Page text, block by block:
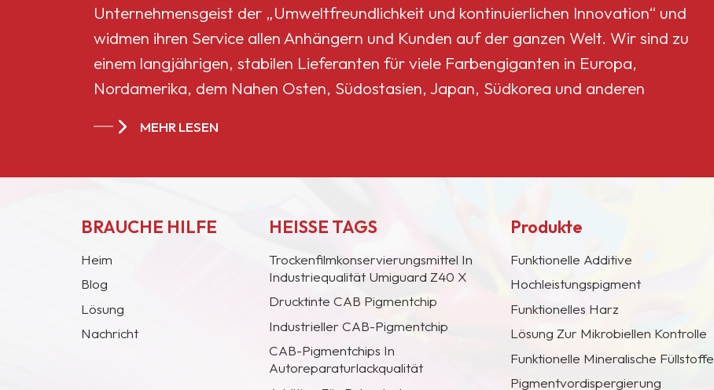
China
Celluloseacetatbutyrat
CAB-381-20
Unternehmensgeist der „Umweltfreundlichkeit und kontinuierlichen Innovation“ und
widmen ihren Service allen Anhängern und Kunden auf der ganzen Welt. Wir sind zu
einem langjährigen, stabilen Lieferanten für viele Farbengiganten in Europa,
Nordamerika, dem Nahen Osten, Südostasien, Japan, Südkorea und anderen
MEHR LESEN
BRAUCHE HILFE
Heim
Blog
Lösung
Nachricht
HEISSE TAGS
Trockenfilmkonservierungsmittel In
Industriequalität Umiguard Z40 X
Drucktinte CAB Pigmentchip
Industrieller CAB-Pigmentchip
CAB-Pigmentchips In
Autoreparaturlackqualität
Produkte
Funktionelle Additive
Hochleistungspigment
Funktionelles Harz
Lösung Zur Mikrobiellen Kontrolle
Funktionelle Mineralische Füllstoffe
Pigmentvordispergierung